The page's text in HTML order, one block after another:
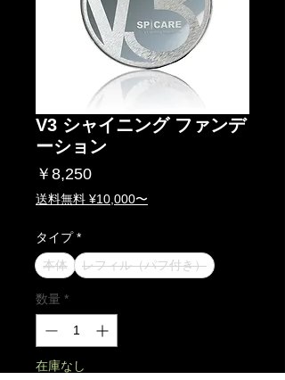
V3 シャイニング ファンデ
ーション
￥8,250価
格
送料無料 ¥10,000〜
タイプ *
本体
レフィル（パフ付き）
数量 *
在庫なし